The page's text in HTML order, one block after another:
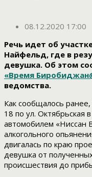
08.12.2020 17:00
Речь идет об
Найфельд, где в
девушка. Об этом
«Время
ведомства.
Как сообщалось
18 по ул. Октябрьская
автомобилем «Ниссан
алкогольного
двигалась по краю
девушка от
происшествия до